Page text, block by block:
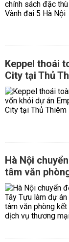
Keppel thoái
City tại Thủ
Hà Nội
tâm văn